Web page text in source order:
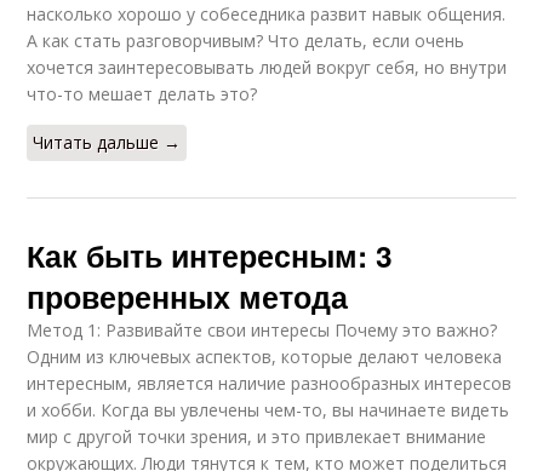
насколько хорошо у собеседника развит навык общения.
А как стать разговорчивым? Что делать, если очень
хочется заинтересовывать людей вокруг себя, но внутри
что-то мешает делать это?
Читать дальше →
Как быть интересным: 3
проверенных метода
Метод 1: Развивайте свои интересы Почему это важно?
Одним из ключевых аспектов, которые делают человека
интересным, является наличие разнообразных интересов
и хобби. Когда вы увлечены чем-то, вы начинаете видеть
мир с другой точки зрения, и это привлекает внимание
окружающих. Люди тянутся к тем, кто может поделиться